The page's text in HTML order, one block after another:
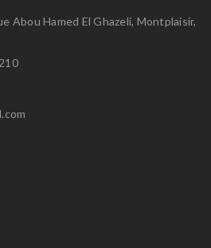
Abou Hamed El Ghazeli, Montplaisir,